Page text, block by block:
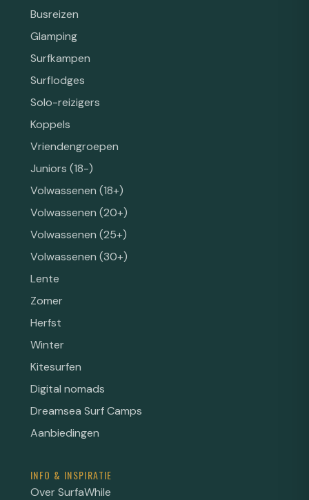
Busreizen
Glamping
Surfkampen
Surflodges
Solo-reizigers
Koppels
Vriendengroepen
Juniors (18-)
Volwassenen (18+)
Volwassenen (20+)
Volwassenen (25+)
Volwassenen (30+)
Lente
Zomer
Herfst
Winter
Kitesurfen
Digital nomads
Dreamsea Surf Camps
Aanbiedingen
INFO & INSPIRATIE
Over SurfaWhile